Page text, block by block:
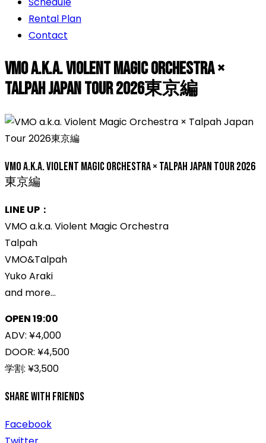
CIRCUS TOKYO
Rental Plan
Contact
VMO a.k.a. Violent Magic Orchestra ×
Talpah Japan Tour 2026東京編
VMO a.k.a. Violent Magic Orchestra × Talpah Japan Tour 2026
東京編
LINE UP：
VMO a.k.a. Violent Magic Orchestra
Talpah
VMO&Talpah
Yuko Araki
and more…
OPEN 19:00
ADV: ¥4,000
DOOR: ¥4,500
学割: ¥3,500
Share With Friends
Facebook